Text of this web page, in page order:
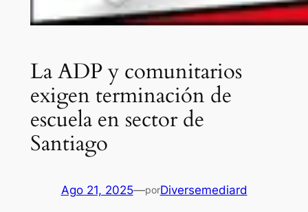
La ADP y comunitarios
exigen terminación de
escuela en sector de
Santiago
Ago 21, 2025—porDiversemediard